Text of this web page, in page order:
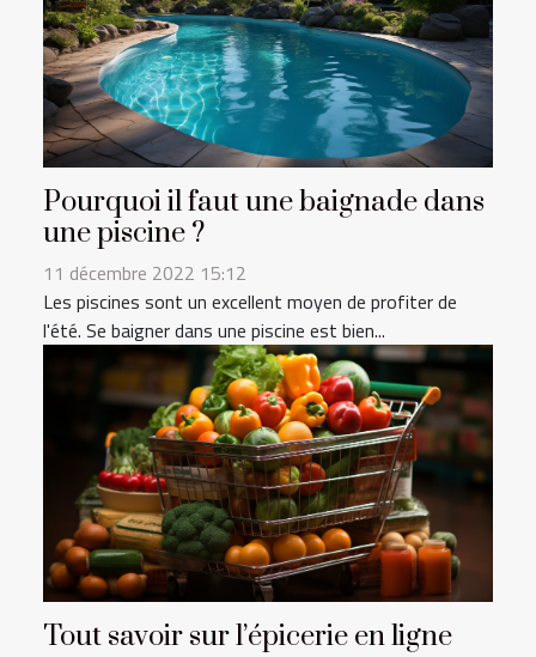
Pourquoi il faut une baignade dans
une piscine ?
11 décembre 2022 15:12
Les piscines sont un excellent moyen de profiter de
l'été. Se baigner dans une piscine est bien...
Tout savoir sur l’épicerie en ligne